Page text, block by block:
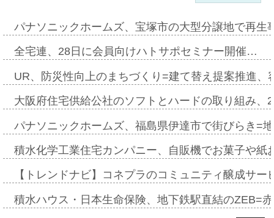
パナソニックホームズ、宝塚市の大型分譲地で再
全宅連、28日に会員向けハトサポセミナー開催…
UR、防災性向上のまちづくり=建て替え提案推進
大阪府住宅供給公社のソフトとハードの取り組み
パナソニックホームズ、福島県伊達市で街びらき=
積水化学工業住宅カンパニー、自販機でお菓子や
【トレンドナビ】コネプラのコミュニティ醸成サ
積水ハウス・日本生命保険、地下鉄駅直結のZEB=